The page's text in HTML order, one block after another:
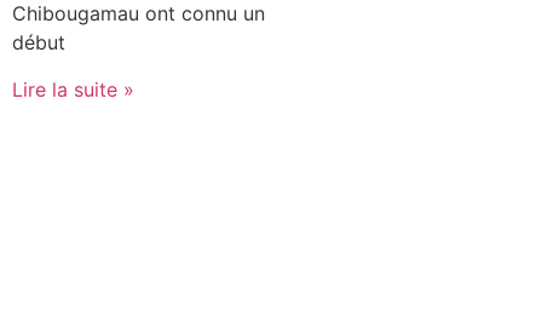
Chibougamau ont connu un
début
Lire la suite »